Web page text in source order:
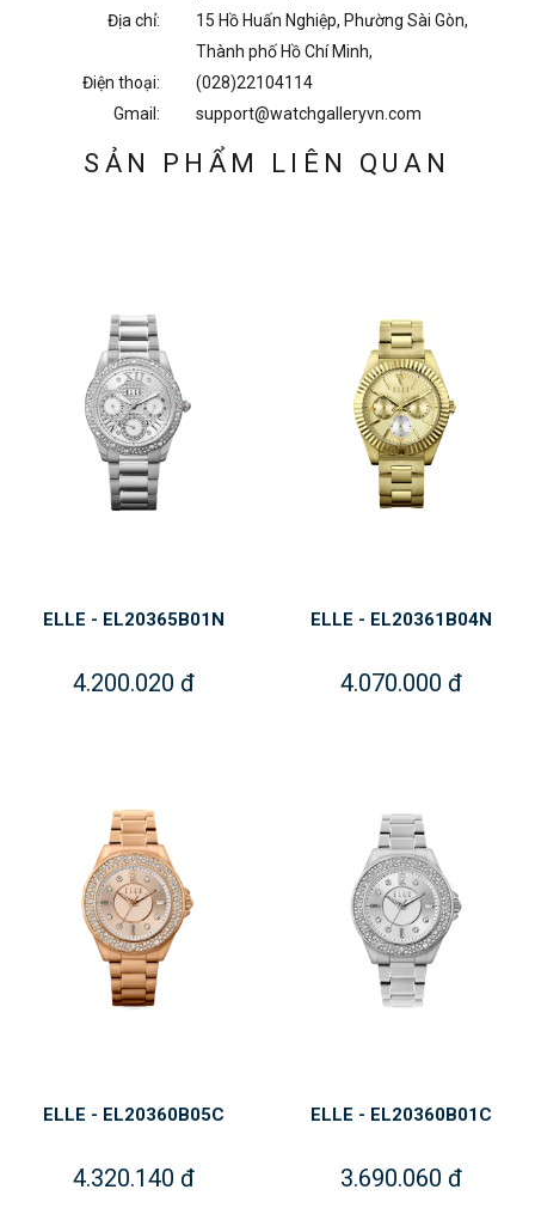
Địa chỉ:
15 Hồ Huấn Nghiệp, Phường Sài Gòn,
Thành phố Hồ Chí Minh,
Điện thoại:
(028)22104114
Gmail:
support@watchgalleryvn.com
SẢN PHẨM LIÊN QUAN
ELLE - EL20365B01N
4.200.020 đ
ELLE - EL20361B04N
4.070.000 đ
ELLE - EL20360B05C
4.320.140 đ
ELLE - EL20360B01C
3.690.060 đ